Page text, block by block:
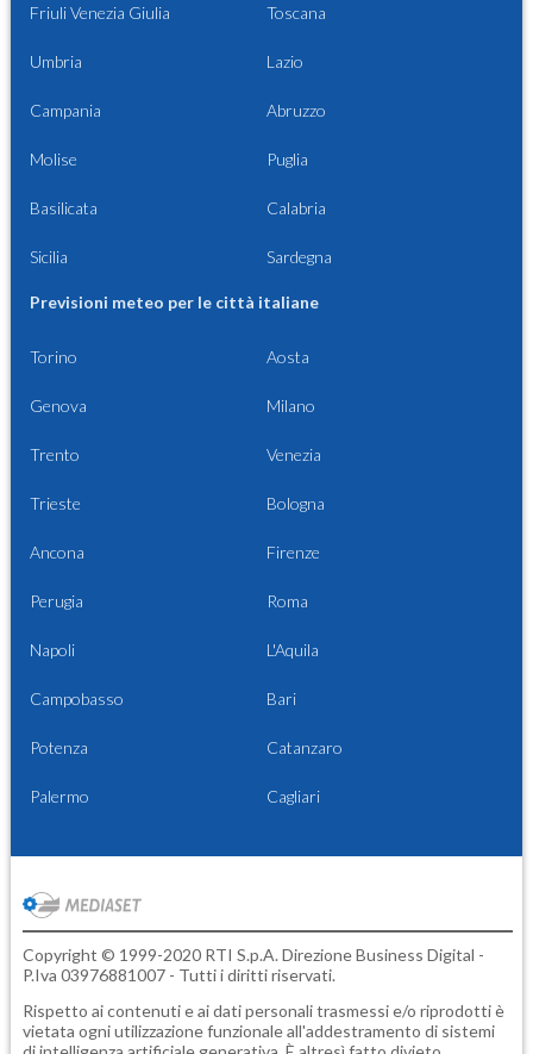
Friuli Venezia Giulia Toscana
Umbria Lazio
Campania Abruzzo
Molise Puglia
Basilicata Calabria
Sicilia Sardegna
Previsioni meteo per le città italiane
Torino Aosta
Genova Milano
Trento Venezia
Trieste Bologna
Ancona Firenze
Perugia Roma
Napoli L'Aquila
Campobasso Bari
Potenza Catanzaro
Palermo Cagliari
Copyright © 1999-2020 RTI S.p.A. Direzione Business Digital -
P.Iva 03976881007 - Tutti i diritti riservati.
Rispetto ai contenuti e ai dati personali trasmessi e/o riprodotti è
vietata ogni utilizzazione funzionale all'addestramento di sistemi